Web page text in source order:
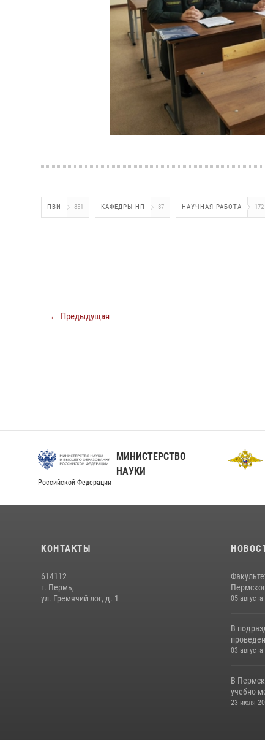
ПВИ 851 КАФЕДРЫ НП 37 НАУЧНАЯ РАБОТА 172
← Предыдущая
МИНИСТЕРСТВО
НАУКИ
Российской Федерации
КОНТАКТЫ
614112
г. Пермь,
ул. Гремячий лог, д. 1
05
В
03
В
учебно-
23 июля